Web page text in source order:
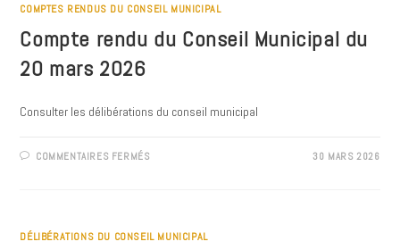
20
2026
COMPTES RENDUS DU CONSEIL MUNICIPAL
Compte rendu du Conseil Municipal du
20 mars 2026
Consulter les délibérations du conseil municipal
COMMENTAIRES FERMÉSSUR
20
30 MARS 2026
DÉLIBÉRATIONS DU CONSEIL MUNICIPAL